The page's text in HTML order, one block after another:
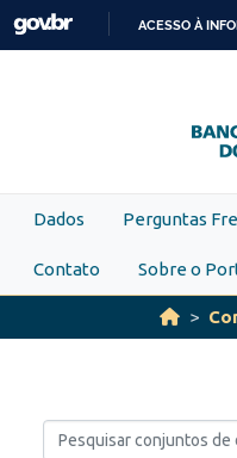
Skip to main content
ACESSO À
Dados Perguntas
Contato Sobre o